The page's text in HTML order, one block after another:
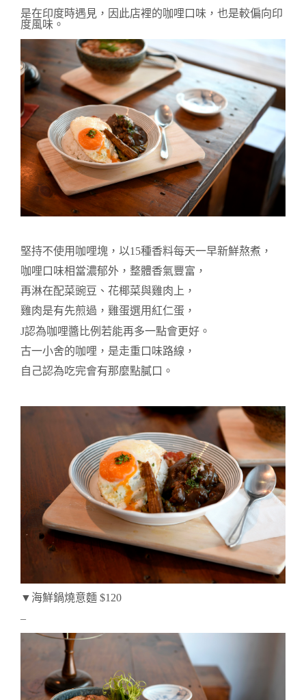
是在印度時遇見， 因此店裡的咖哩口味，也是較偏向印
度風味。
堅持不使用咖哩塊，以15種香料每天一早新鮮熬煮，
咖哩口味相當濃郁外， 整體香氣豐富，
再淋在配菜豌豆、花椰菜與雞肉上，
雞肉是有先煎過，雞蛋選用紅仁蛋，
J認為咖哩醬比例若能再多一點會更好。
古一小舍的咖哩， 是走重口味路線，
自己認為吃完會有那麼點膩口。
▼海鮮鍋燒意麵 $120
–